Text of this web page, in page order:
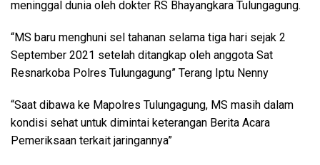
meninggal dunia oleh dokter RS Bhayangkara Tulungagung.
“MS baru menghuni sel tahanan selama tiga hari sejak 2
September 2021 setelah ditangkap oleh anggota Sat
Resnarkoba Polres Tulungagung” Terang Iptu Nenny
“Saat dibawa ke Mapolres Tulungagung, MS masih dalam
kondisi sehat untuk dimintai keterangan Berita Acara
Pemeriksaan terkait jaringannya”